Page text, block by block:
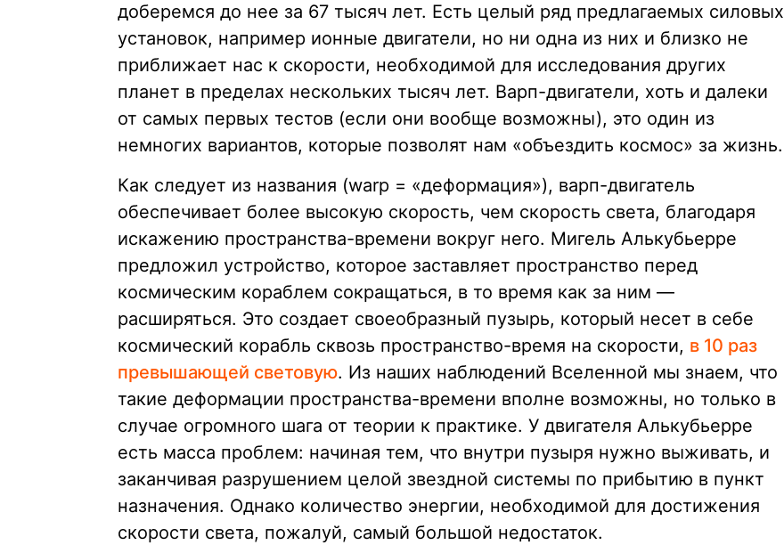
доберемся до нее за 67 тысяч лет. Есть целый ряд предлагаемых силовых
установок, например ионные двигатели, но ни одна из них и близко не
приближает нас к скорости, необходимой для исследования других
планет в пределах нескольких тысяч лет. Варп-двигатели, хоть и далеки
от самых первых тестов (если они вообще возможны), это один из
немногих вариантов, которые позволят нам «объездить космос» за жизнь.
Как следует из названия (warp = «деформация»), варп-двигатель
обеспечивает более высокую скорость, чем скорость света, благодаря
искажению пространства-времени вокруг него. Мигель Алькубьерре
предложил устройство, которое заставляет пространство перед
космическим кораблем сокращаться, в то время как за ним —
расширяться. Это создает своеобразный пузырь, который несет в себе
космический корабль сквозь пространство-время на скорости, в 10 раз
превышающей световую. Из наших наблюдений Вселенной мы знаем, что
такие деформации пространства-времени вполне возможны, но только в
случае огромного шага от теории к практике. У двигателя Алькубьерре
есть масса проблем: начиная тем, что внутри пузыря нужно выживать, и
заканчивая разрушением целой звездной системы по прибытию в пункт
назначения. Однако количество энергии, необходимой для достижения
скорости света, пожалуй, самый большой недостаток.